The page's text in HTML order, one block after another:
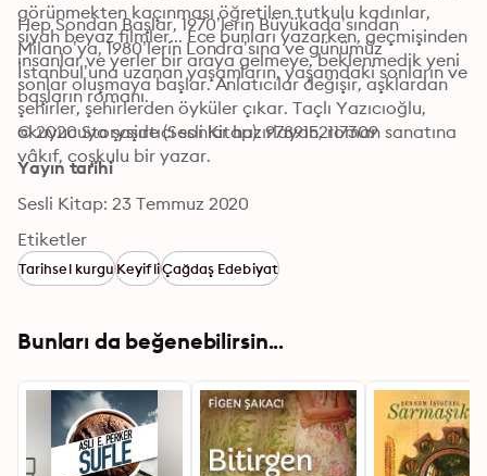
görünmekten kaçınması öğretilen tutkulu kadınlar,
siyah beyaz filmler... Ece bunları yazarken, geçmişinden
insanlar ve yerler bir araya gelmeye, beklenmedik yeni
sonlar oluşmaya başlar. Anlatıcılar değişir, aşklardan
şehirler, şehirlerden öyküler çıkar. Taçlı Yazıcıoğlu,
okuyucuya şaşırtıcı sonlar hazırlayan, roman sanatına
vâkıf, coşkulu bir yazar.
Hep Sondan Başlar, 1970’lerin Büyükada’sından
Milano’ya, 1980’lerin Londra’sına ve günümüz
İstanbul’una uzanan yaşamların, yaşamdaki sonların ve
başların romanı.
© 2020 Storyside (Sesli Kitap): 9789152117309
Yayın tarihi
Sesli Kitap: 23 Temmuz 2020
Etiketler
Tarihsel kurguKeyifliÇağdaş Edebiyat
Bunları da beğenebilirsin...